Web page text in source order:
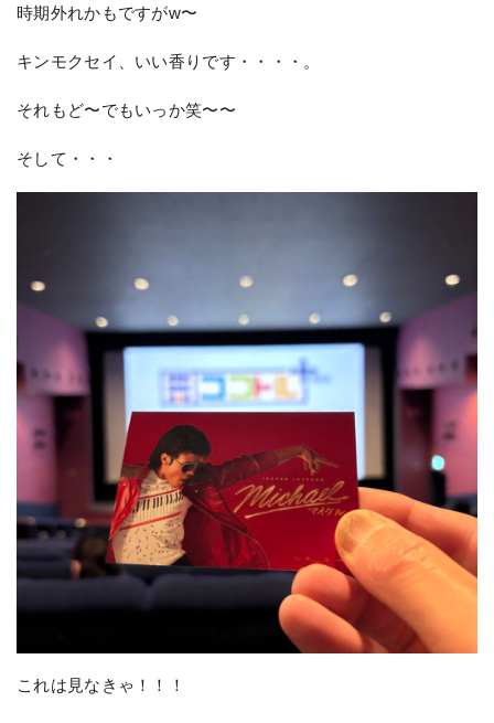
時期外れかもですがw〜
キンモクセイ、いい香りです・・・・。
それもど〜でもいっか笑〜〜
そして・・・
これは見なきゃ！！！